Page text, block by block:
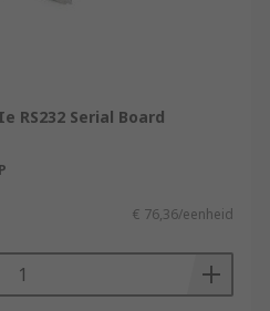
RS232 Serial Board
€ 76,36/eenheid